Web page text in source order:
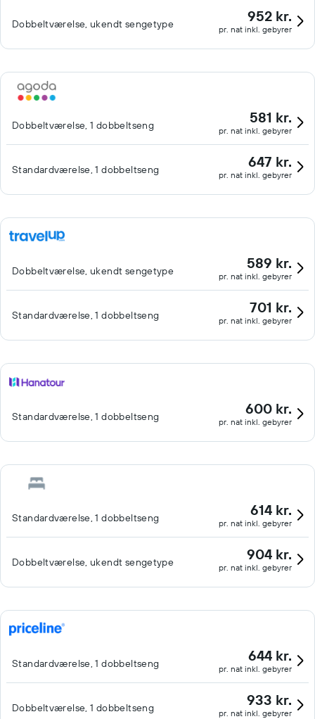
Dobbeltværelse, ukendt sengetype 952 kr.
pr. nat inkl. gebyrer
Dobbeltværelse, 1 dobbeltseng 581 kr.
pr. nat inkl. gebyrer
Standardværelse, 1 dobbeltseng 647 kr.
pr. nat inkl. gebyrer
Dobbeltværelse, ukendt sengetype 589 kr.
pr. nat inkl. gebyrer
Standardværelse, 1 dobbeltseng 701 kr.
pr. nat inkl. gebyrer
Standardværelse, 1 dobbeltseng 600 kr.
pr. nat inkl. gebyrer
Standardværelse, 1 dobbeltseng 614 kr.
pr. nat inkl. gebyrer
Dobbeltværelse, ukendt sengetype 904 kr.
pr. nat inkl. gebyrer
Standardværelse, 1 dobbeltseng 644 kr.
pr. nat inkl. gebyrer
Dobbeltværelse, 1 dobbeltseng 933 kr.
pr. nat inkl. gebyrer